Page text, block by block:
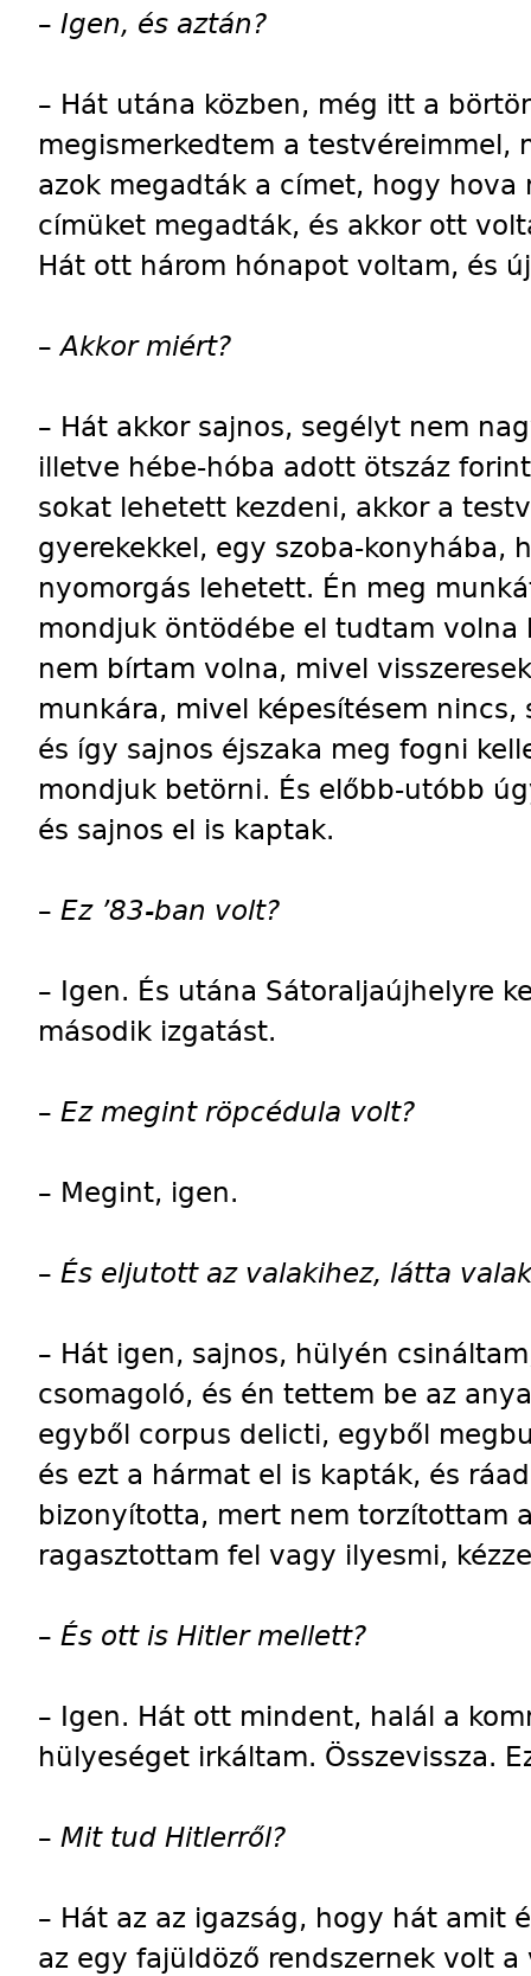
– Igen, és aztán?
– Hát utána közben, még itt a
megismerkedtem a testvéreimmel,
azok megadták a címet, hogy
címüket megadták, és akkor ott
Hát ott három hónapot voltam, és
–Akkor miért?
– Hát akkor sajnos, segélyt nem
illetve hébe-hóba adott ötszáz
sokat lehetett kezdeni, akkor a
gyerekekkel, egy szoba-konyhába,
nyomorgás lehetett. Én meg
mondjuk öntödébe el tudtam volna
nem bírtam volna, mivel
munkára, mivel képesítésem
és így sajnos éjszaka meg fogni
mondjuk betörni. És előbb-utóbb
és sajnos el is kaptak.
– Ez ’83-ban volt?
– Igen. És utána Sátoraljaújhelyre
második izgatást.
– Ez megint röpcédula volt?
– Megint, igen.
– És eljutott az valakihez, látta
– Hát igen, sajnos, hülyén
csomagoló, és én tettem be az
egyből corpus delicti, egyből
és ezt a hármat el is kapták, és
bizonyította, mert nem torzítottam
ragasztottam fel vagy ilyesmi,
– És ott is Hitler mellett?
– Igen. Hát ott mindent, halál a
hülyeséget irkáltam. Összevissza.
– Mit tud Hitlerről?
– Hát az az igazság, hogy hát amit
az egy fajüldöző rendszernek volt